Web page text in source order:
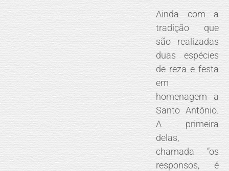
Ainda com a
tradição que
são realizadas
duas espécies
de reza e festa
em
homenagem a
Santo Antônio.
A primeira
delas,
chamada “os
responsos, é